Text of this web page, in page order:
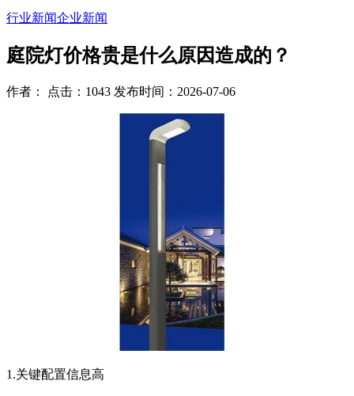
行业新闻企业新闻
庭院灯价格贵是什么原因造成的？
作者： 点击：1043 发布时间：2026-07-06
1.关键配置信息高